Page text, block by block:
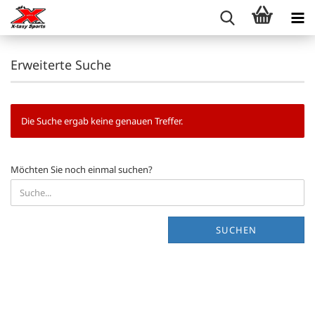
Erweiterte Suche
Die Suche ergab keine genauen Treffer.
MÖCHTEN
SIE
NOCH
EINMAL
Möchten Sie noch einmal suchen?
SUCHEN